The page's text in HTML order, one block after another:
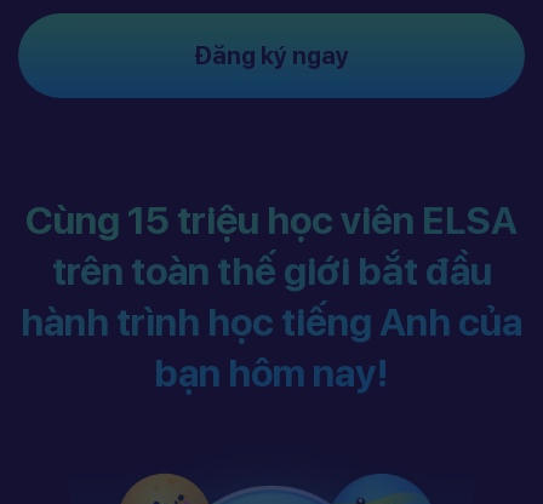
Đăng ký ngay
Cùng 15 triệu học viên ELSA
trên toàn thế giới bắt đầu
hành trình học tiếng Anh của
bạn hôm nay!